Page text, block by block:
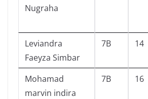
Nugraha
Leviandra
Faeyza Simbar
7B 14
Mohamad
marvin indira
7B 16